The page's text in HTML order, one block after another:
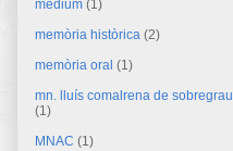
mèdium (1)
memòria històrica (2)
memòria oral (1)
mn. lluís comalrena de sobregrau
(1)
MNAC (1)